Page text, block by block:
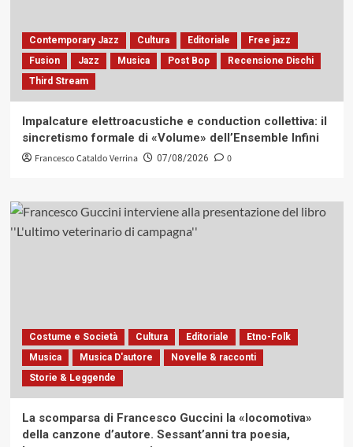
Contemporary Jazz Cultura Editoriale
Free jazz
Fusion
Jazz Musica Post Bop
Recensione Dischi
Third Stream
Impalcature elettroacustiche e conduction collettiva: il
sincretismo formale di «Volume» dell’Ensemble Infini
Francesco Cataldo Verrina 07/08/2026 0
Costume e Società Cultura Editoriale
Etno-Folk
Musica
Musica D'autore
Novelle & racconti
Storie & Leggende
La scomparsa di Francesco Guccini la «locomotiva»
della canzone d’autore. Sessant’anni tra poesia,